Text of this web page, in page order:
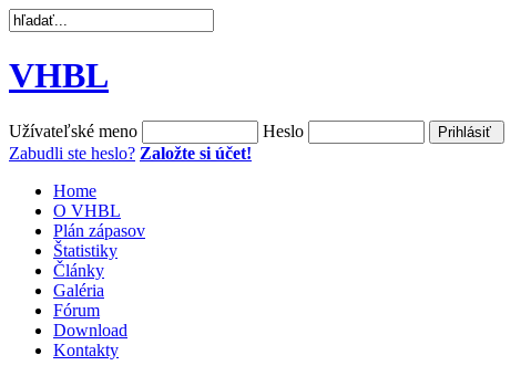
VHBL
Užívateľské meno
Heslo
Zabudli ste heslo? Založte si účet!
Home
O VHBL
Plán zápasov
Štatistiky
Články
Galéria
Fórum
Download
Kontakty